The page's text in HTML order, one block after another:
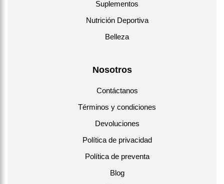
Suplementos
Nutrición Deportiva
Belleza
Nosotros
Contáctanos
Términos y condiciones
Devoluciones
Política de privacidad
Política de preventa
Blog